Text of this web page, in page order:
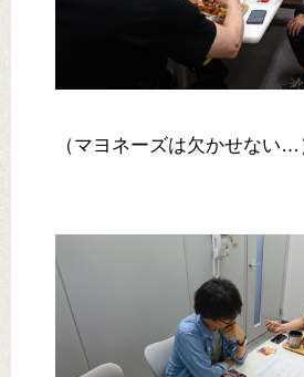
（マヨネーズは欠かせない…